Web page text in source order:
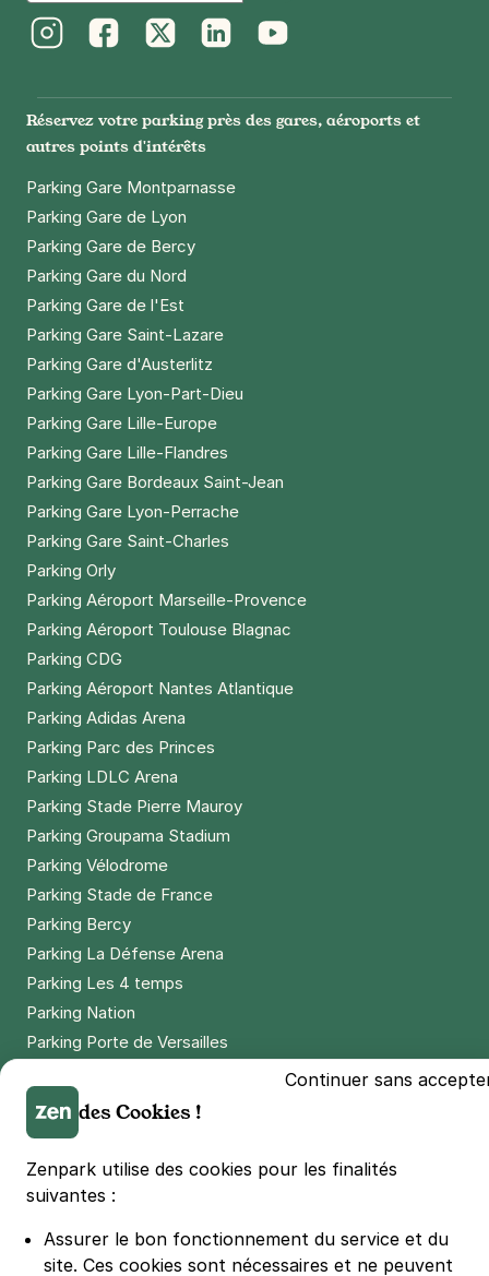
Réservez votre parking près des gares, aéroports et
autres points d'intérêts
Parking Gare Montparnasse
Parking Gare de Lyon
Parking Gare de Bercy
Parking Gare du Nord
Parking Gare de l'Est
Parking Gare Saint-Lazare
Parking Gare d'Austerlitz
Parking Gare Lyon-Part-Dieu
Parking Gare Lille-Europe
Parking Gare Lille-Flandres
Parking Gare Bordeaux Saint-Jean
Parking Gare Lyon-Perrache
Parking Gare Saint-Charles
Parking Orly
Parking Aéroport Marseille-Provence
Parking Aéroport Toulouse Blagnac
Parking CDG
Parking Aéroport Nantes Atlantique
Parking Adidas Arena
Parking Parc des Princes
Parking LDLC Arena
Parking Stade Pierre Mauroy
Parking Groupama Stadium
Parking Vélodrome
Parking Stade de France
Parking Bercy
Parking La Défense Arena
Parking Les 4 temps
Parking Nation
Parking Porte de Versailles
Parking Euralille
Parking Casino Barrière Lille
🌍 Passer de 130 à 110 km/h sur autoroute réduit votre
#SeDéplacerMoinsPolluer
© Zenpark 2012 - 2026 - Tous droits réservés - Fabriqué avec soin à
Continuer sans
des Cookies !
Zenpark utilise des cookies pour les finalités
suivantes :
Assurer le bon fonctionnement du service et du
site. Ces cookies sont nécessaires et ne peuvent